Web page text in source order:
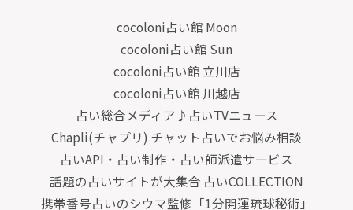
cocoloni占い館 Moon
cocoloni占い館 Sun
cocoloni占い館 立川店
cocoloni占い館 川越店
占い総合メディア♪占いTVニュース
Chapli(チャプリ) チャット占いでお悩み相談
占いAPI・占い制作・占い師派遣サ―ビス
話題の占いサイトが大集合 占いCOLLECTION
携帯番号占いのシウマ監修「1分開運琉球秘術」